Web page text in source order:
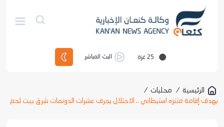
25 غزة البث المباشر
الرئيسية / محليات /
بهدف إقامة متنزه استيطاني .. الاحتلال يجرف عشرات الدونمات شرق بيت لحم